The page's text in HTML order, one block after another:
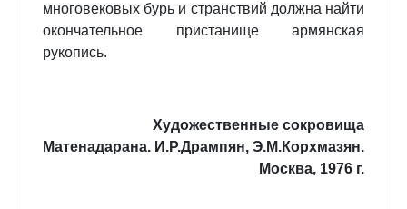
многовековых бурь и странствий должна найти
окончательное пристанище армянская
рукопись.
Художественные сокровища
Матенадарана. И.Р.Дрампян, Э.М.Корхмазян.
Москва, 1976 г.